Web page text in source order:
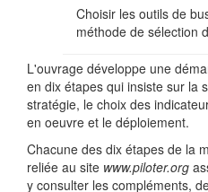
Choisir les outils de
méthode de sélection
L'ouvrage développe une
en dix étapes qui insiste sur la
stratégie, le choix des
en oeuvre et le déploiement.
Chacune des dix étapes de la
reliée au site www.piloter.org
y consulter les compléments,